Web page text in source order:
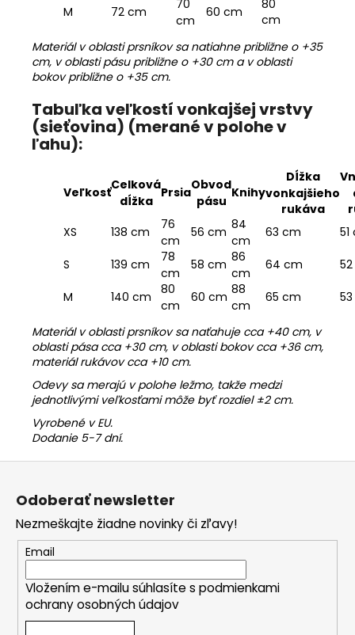
M 72 cm
70
cm
60 cm
80
cm
Materiál v oblasti prsníkov sa natiahne približne o +35
cm, v oblasti pásu približne o +30 cm a v oblasti
bokov približne o +35 cm.
Tabuľka veľkostí vonkajšej vrstvy
(sieťovina) (merané v polohe v
ľahu):
VeľkosťCelková
dĺžka
PrsiaObvod
pásu
Knihy
Dĺžka
vonkajšieho
rukáva
XS
138 cm
76
cm
56 cm 84
cm
63 cm
S 139 cm
78
cm
58 cm 86
cm
64 cm
M 140 cm
80
cm
60 cm 88
cm
65 cm
Materiál v oblasti prsníkov sa naťahuje cca +40 cm, v
oblasti pása cca +30 cm, v oblasti bokov cca +36 cm,
materiál rukávov cca +10 cm.
Odevy sa merajú v polohe ležmo, takže medzi
jednotlivými veľkosťami môže byť rozdiel ±2 cm.
Vyrobené v EU.
Dodanie 5-7 dní.
Odoberať newsletter
Nezmeškajte žiadne novinky či zľavy!
Email
Vložením e-mailu súhlasíte s podmienkami
ochrany osobných údajov